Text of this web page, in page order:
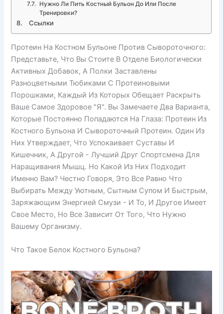
Нужно Ли Пить Костный Бульон До Или После
Тренировки?
Ссылки
Протеин На Костном Бульоне Против Сывороточного:
Представьте, Что Вы Стоите В Отделе Биологически
Активных Добавок, А Полки Заставлены
Разноцветными Тюбиками С Протеиновыми
Порошками, Каждый Из Которых Обещает Раскрыть
Ваше Самое Здоровое "я". Вы Замечаете Два Варианта,
Которые Постоянно Попадаются На Глаза: Протеин Из
Костного Бульона И Сывороточный Протеин. Один Из
Них Утверждает, Что Успокаивает Суставы И
Кишечник, А Другой - Лучший Друг Спортсмена Для
Наращивания Мышц. Но Какой Из Них Подходит
Именно Вам? Честно Говоря, Это Все Равно Что
Выбирать Между Уютным, Сытным Супом И Быстрым,
Заряжающим Энергией Смузи - И То, И Другое Имеет
Свое Место, Но Все Зависит От Того, Что Нужно
Вашему Организму.
Что Такое Белок Костного Бульона?